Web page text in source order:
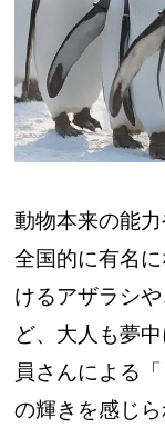
動物本来の能
全国的に有名
けるアザラシ
ど、大人も夢
員さんによる
の輝きを感じ